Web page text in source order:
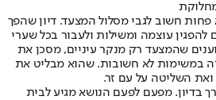
פחות חשוב לגבי מסלול המצעד. דיון שהפך
להפגין עוצמה ומשילות ולעבור בכל שערי
שהמצעד רק מנקר עיניים, מסכן את
במשימות לא חשובות. שהוא מבליט את
ואת השליטה על עם זר.
בדיון. מפעם לפעם הנושא מגיע לבית